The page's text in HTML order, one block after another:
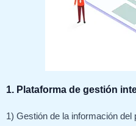
1. Plataforma de gestión
1) Gestión de la información del